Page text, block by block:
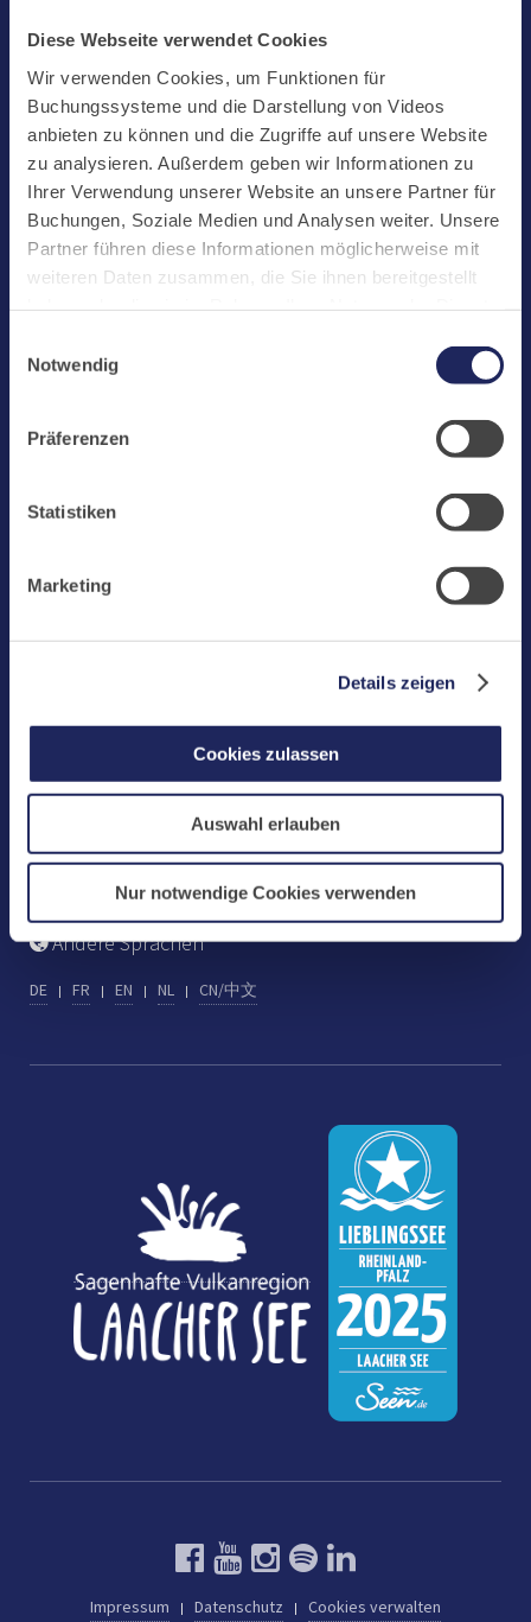
Diese Webseite verwendet Cookies
Wir verwenden Cookies, um Funktionen für
Buchungssysteme und die Darstellung von Videos
anbieten zu können und die Zugriffe auf unsere Website
zu analysieren. Außerdem geben wir Informationen zu
Ihrer Verwendung unserer Website an unsere Partner für
Buchungen, Soziale Medien und Analysen weiter. Unsere
Partner führen diese Informationen möglicherweise mit
weiteren Daten zusammen, die Sie ihnen bereitgestellt
challenges.cloudflare.com: Wir verwenden das online
Buchungssystem MEWS in unserem Hotel und unserem
übermittelt. Cookies von eu5.bookingkit.de: Wir
Buchungen von Bibliotheks- und Klosterführungen. Um
Buchungen durchführen zu können akzeptieren Sie bitte
Notwendig
Präferenzen
Statistiken
Marketing
Details zeigen
Cookies zulassen
Auswahl erlauben
Nur notwendige Cookies verwenden
Start
Aktuelles
Kloster
Klosterbetriebe
Spenden
Te Deum
Bestattungen
Shops
Jobs
Tel.: +49 (0) 2652 59-0
www.maria-laach.de
Gastflügel St. Gilbert
Fax: +49 (0) 2652 59-282
gastfluegel@maria-laach.de
Andere Sprachen
DE FR EN NL CN/中文
Impressum Datenschutz Cookies verwalten